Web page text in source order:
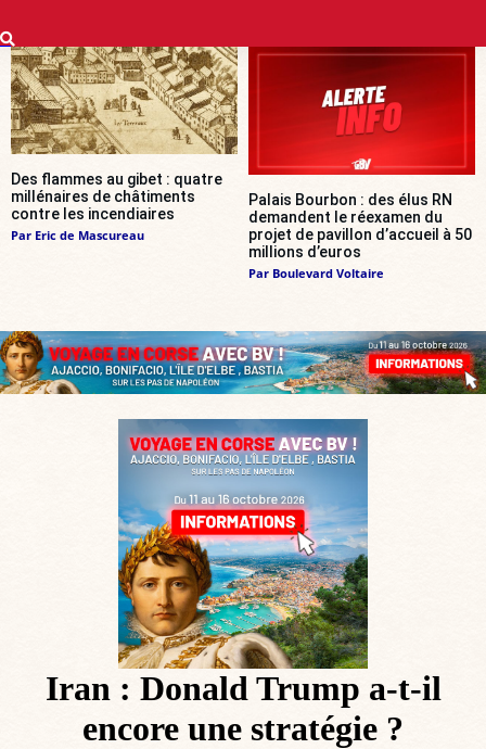
Des flammes au gibet : quatre
millénaires de châtiments
contre les incendiaires
Par Eric de Mascureau
Palais Bourbon : des élus RN
demandent le réexamen du
projet de pavillon d’accueil à 50
millions d’euros
Par Boulevard Voltaire
Iran : Donald Trump a-t-il
encore une stratégie ?